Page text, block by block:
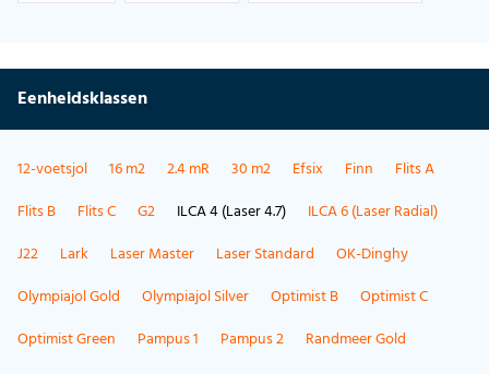
Eenheidsklassen
12-voetsjol 16 m2 2.4 mR 30 m2 Efsix Finn
Flits A
Flits B
Flits C G2 ILCA 4 (Laser 4.7)
ILCA 6 (Laser Radial)
J22
Lark Laser Master Laser Standard
OK-Dinghy
Olympiajol Gold
Olympiajol Silver Optimist B
Optimist C
Optimist Green
Pampus 1 Pampus 2
Randmeer Gold